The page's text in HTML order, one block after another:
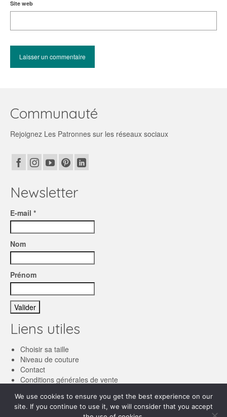
Site web
Communauté
Rejoignez Les Patronnes sur les réseaux sociaux
Newsletter
E-mail *
Nom
Prénom
Liens utiles
Choisir sa taille
Niveau de couture
Contact
Conditions générales de vente
We use cookies to ensure you get the best experience on our
site. If you continue to use it, we will consider that you accept